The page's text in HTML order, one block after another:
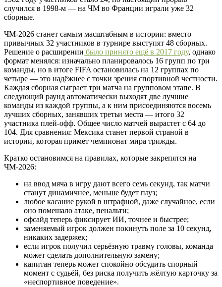
случился в 1998-м — на ЧМ во Франции играли уже 32
сборные.
ЧМ-2026 станет самым масштабным в истории: вместо
привычных 32 участников в турнире выступят 48 сборных.
Решение о расширении было принято ещё в 2017 году, однако
формат менялся: изначально планировалось 16 групп по три
команды, но в итоге FIFA остановилась на 12 группах по
четыре — это надёжнее с точки зрения спортивной честности.
Каждая сборная сыграет три матча на групповом этапе. В
следующий раунд автоматически выходят две лучшие
команды из каждой группы, а к ним присоединяются восемь
лучших сборных, занявших третьи места — итого 32
участника плей-офф. Общее число матчей вырастет с 64 до
104. Для сравнения: Мексика станет первой страной в
истории, которая примет чемпионат мира трижды.
Кратко остановимся на правилах, которые закрепятся на
ЧМ-2026:
на ввод мяча в игру дают всего семь секунд, так матчи
станут динамичнее, меньше будет пауз;
любое касание рукой в штрафной, даже случайное, если
оно помешало атаке, пенальти;
офсайд теперь фиксирует ИИ, точнее и быстрее;
заменяемый игрок должен покинуть поле за 10 секунд,
никаких задержек;
если игрок получил серьёзную травму головы, команда
может сделать дополнительную замену;
капитан теперь может спокойно обсудить спорный
момент с судьёй, без риска получить жёлтую карточку за
«неспортивное поведение».